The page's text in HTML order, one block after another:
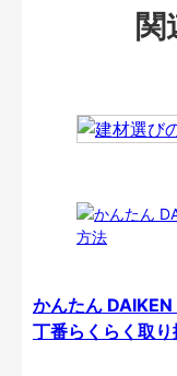
かんたん DAIKEN
丁番らくらく取